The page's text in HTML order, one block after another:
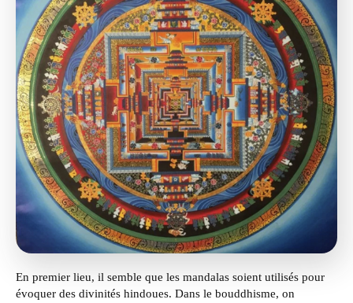
En premier lieu, il semble que les mandalas soient utilisés pour
évoquer des divinités hindoues. Dans le bouddhisme, on